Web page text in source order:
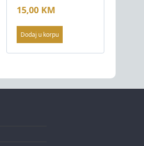
15,00 KM
Dodaj u korpu